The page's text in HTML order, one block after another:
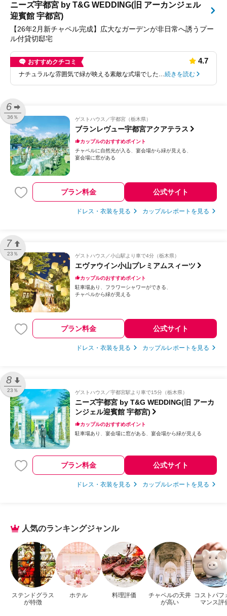
ニーズ宇都宮 by T&G WEDDING(旧 アーカンジェル
迎賓館 宇都宮)
【26年2月新チャペル完成】広大なガーデンが非日常へ誘うプー
ル付貸切邸宅
おすすめクチコミ 4.7
ナチュラルな雰囲気で緑が映える素敵な式場でした…続きを読む
6
36％ ゲストハウス 宇都宮（栃木県）
ブランレヴュー宇都宮アクアテラス
カップルのおすすめポイント
チャペルに自然光が入る
宴会場から緑が見える
宴会場に窓がある
プラン料金 公式サイト
ドレス・衣装を見る カップルレポートを見る
7
23％ ゲストハウス 小山駅より車で4分（栃木県）
エヴァウイン小山プレミアムスィーツ
カップルのおすすめポイント
駐車場あり
フラワーシャワーができる
チャペルから緑が見える
プラン料金 公式サイト
ドレス・衣装を見る カップルレポートを見る
8
23％ ゲストハウス 宇都宮駅より車で15分（栃木県）
ニーズ宇都宮 by T&G WEDDING(旧 アーカ
ンジェル迎賓館 宇都宮)
カップルのおすすめポイント
駐車場あり
宴会場に窓がある 宴会場から緑が見える
プラン料金 公式サイト
ドレス・衣装を見る カップルレポートを見る
人気のランキングジャンル
ステンドグラス
が特徴
ホテル 料理評価
チャペルの天井
が高い
コストパフ
マンス評